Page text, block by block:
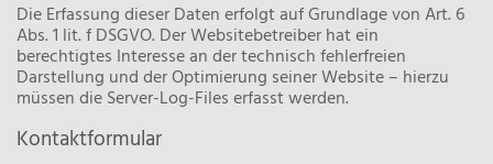
Die Erfassung dieser Daten erfolgt auf Grundlage von Art. 6
Abs. 1 lit. f DSGVO. Der Websitebetreiber hat ein
berechtigtes Interesse an der technisch fehlerfreien
Darstellung und der Optimierung seiner Website – hierzu
müssen die Server-Log-Files erfasst werden.
Kontaktformular